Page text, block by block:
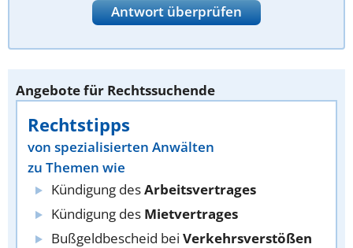
Antwort überprüfen
Angebote für Rechtssuchende
Rechtstipps
von spezialisierten Anwälten
zu Themen wie
Kündigung desArbeitsvertrages
Kündigung des Mietvertrages
Bußgeldbescheid bei Verkehrsverstößen